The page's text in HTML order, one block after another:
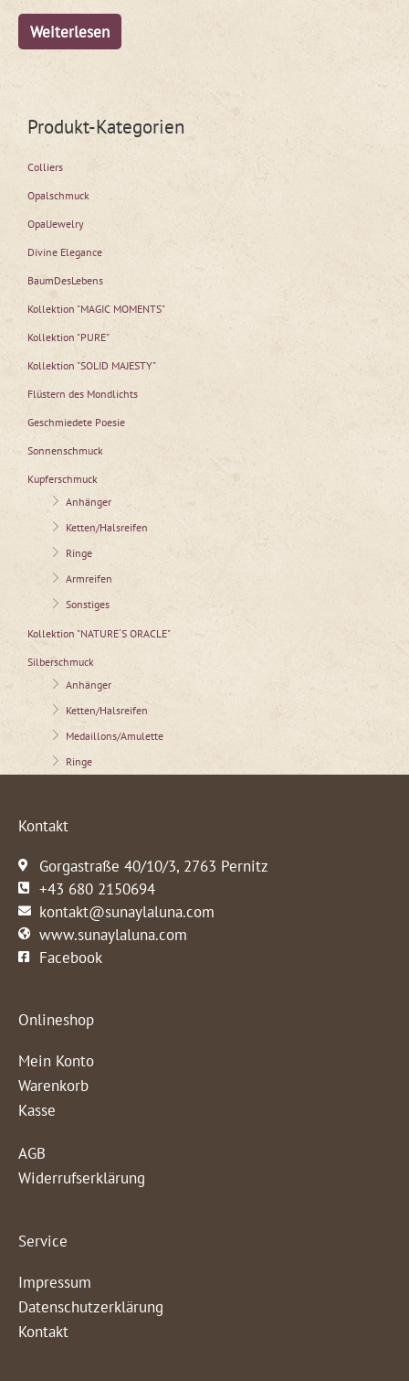
Weiterlesen
Produkt-Kategorien
Colliers
Opalschmuck
OpalJewelry
Divine Elegance
BaumDesLebens
Kollektion "MAGIC MOMENTS"
Kollektion "PURE"
Kollektion "SOLID MAJESTY"
Flüstern des Mondlichts
Geschmiedete Poesie
Sonnenschmuck
Kupferschmuck
Anhänger
Ketten/Halsreifen
Ringe
Armreifen
Sonstiges
Kollektion "NATURE´S ORACLE"
Silberschmuck
Anhänger
Ketten/Halsreifen
Medaillons/Amulette
Ringe
Kontakt
Gorgastraße 40/10/3, 2763 Pernitz
+43 680 2150694
kontakt@sunaylaluna.com
www.sunaylaluna.com
Facebook
Onlineshop
Mein Konto
Warenkorb
Kasse
AGB
Widerrufserklärung
Service
Impressum
Datenschutzerklärung
Kontakt